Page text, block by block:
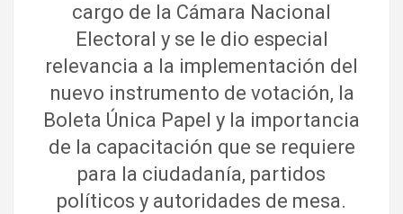
cargo de la Cámara Nacional
Electoral y se le dio especial
relevancia a la implementación del
nuevo instrumento de votación, la
Boleta Única Papel y la importancia
de la capacitación que se requiere
para la ciudadanía, partidos
políticos y autoridades de mesa.